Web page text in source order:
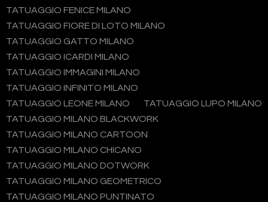
TATUAGGIO FENICE MILANO
TATUAGGIO FIORE DI LOTO MILANO
TATUAGGIO GATTO MILANO
TATUAGGIO ICARDI MILANO
TATUAGGIO IMMAGINI MILANO
TATUAGGIO INFINITO MILANO
TATUAGGIO LEONE MILANO
TATUAGGIO LUPO MILANO
TATUAGGIO MILANO BLACKWORK
TATUAGGIO MILANO CARTOON
TATUAGGIO MILANO CHICANO
TATUAGGIO MILANO DOTWORK
TATUAGGIO MILANO GEOMETRICO
TATUAGGIO MILANO PUNTINATO